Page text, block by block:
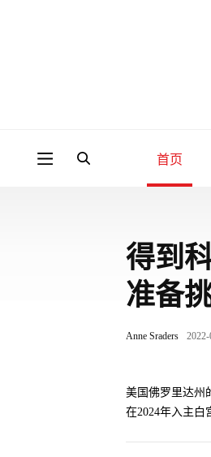
首页
得到
准备
Anne Sraders
美国佛罗里达州
在2024年入主白